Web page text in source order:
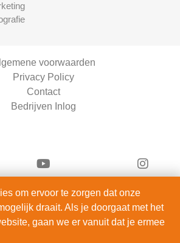
voorwaarden
Privacy Policy
Contact
Bedrijven Inlog
Beauty is onderdeel van
B.V. | KVK 90914872
om ervoor te zorgen dat onze
draait. Als je doorgaat met het
gaan we er vanuit dat je ermee